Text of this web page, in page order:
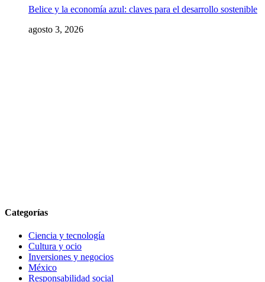
Belice y la economía azul: claves para el desarrollo sostenible
agosto 3, 2026
Categorías
Ciencia y tecnología
Cultura y ocio
Inversiones y negocios
México
Responsabilidad social